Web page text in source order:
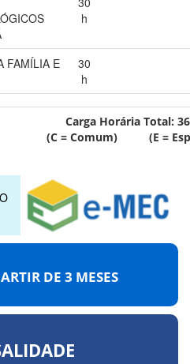
h
FAMÍLIA E
30
h
Carga Horária Total:
(C = Comum) (E =
DE 3 MESES